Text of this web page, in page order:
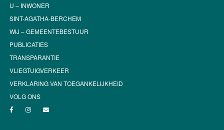
U – INWONER
SINT-AGATHA-BERCHEM
WIJ – GEMEENTEBESTUUR
PUBLICATIES
TRANSPARANTIE
VLIEGTUIGVERKEER
VERKLARING VAN TOEGANKELIJKHEID
VOLG ONS